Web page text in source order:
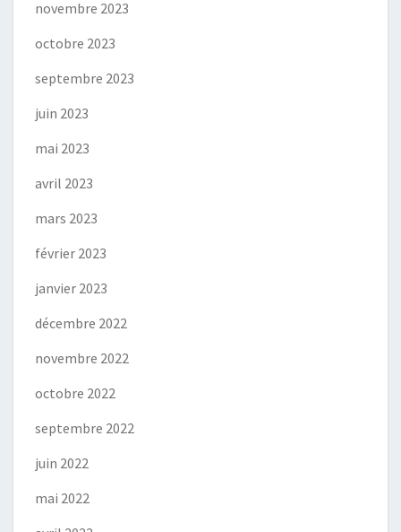
novembre 2023
octobre 2023
septembre 2023
juin 2023
mai 2023
avril 2023
mars 2023
février 2023
janvier 2023
décembre 2022
novembre 2022
octobre 2022
septembre 2022
juin 2022
mai 2022